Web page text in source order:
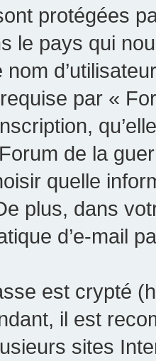
protégées
le pays qui
par «
de la
quelle
plus, dans
d’e-mail
est crypté
il est
sites